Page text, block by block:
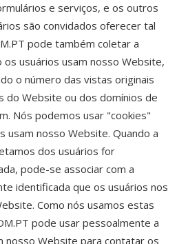
e serviços, e os outros
são convidados oferecer tal
pode também coletar a
usuários usam nosso Website,
o número das vistas originais
do Website ou dos domínios de
Nós podemos usar "cookies"
usam nosso Website. Quando a
dos usuários for
pode-se associar com a
identificada que os usuários nos
Como nós usamos estas
pode usar pessoalmente a
nosso Website para contatar os